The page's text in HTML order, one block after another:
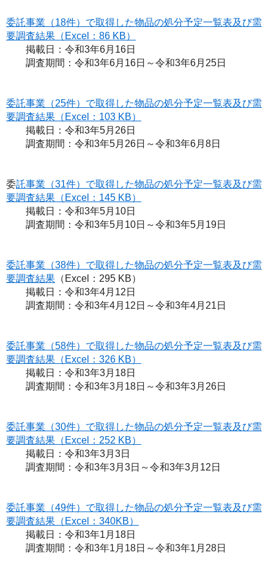
委託事業（18件）で取得した物品の処分予定一覧表及び需
要調査結果（Excel：86 KB）
掲載日：令和3年6月16日
調査期間：令和3年6月16日～令和3年6月25日
委託事業（25件）で取得した物品の処分予定一覧表及び需
要調査結果（Excel：103 KB）
掲載日：令和3年5月26日
調査期間：令和3年5月26日～令和3年6月8日
委託事業（31件）で取得した物品の処分予定一覧表及び需
要調査結果（Excel：145 KB）
掲載日：令和3年5月10日
調査期間：令和3年5月10日～令和3年5月19日
委託事業（38件）で取得した物品の処分予定一覧表及び需
要調査結果 （Excel：295 KB）
掲載日：令和3年4月12日
調査期間：令和3年4月12日～令和3年4月21日
委託事業（58件）で取得した物品の処分予定一覧表及び需
要調査結果（Excel：326 KB）
掲載日：令和3年3月18日
調査期間：令和3年3月18日～令和3年3月26日
委託事業（30件）で取得した物品の処分予定一覧表及び需
要調査結果（Excel：252 KB）
掲載日：令和3年3月3日
調査期間：令和3年3月3日～令和3年3月12日
委託事業（49件）で取得した物品の処分予定一覧表及び需
要調査結果（Excel：340KB）
掲載日：令和3年1月18日
調査期間：令和3年1月18日～令和3年1月28日